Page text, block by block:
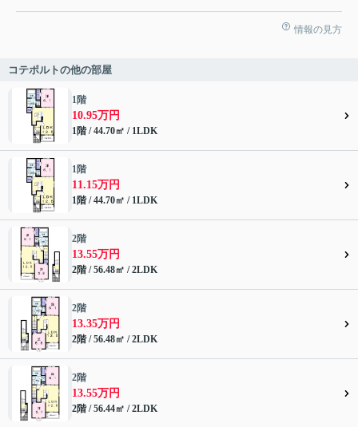
情報の見方
コテポルトの他の部屋
1階
10.95万円
1階 / 44.70㎡ / 1LDK
1階
11.15万円
1階 / 44.70㎡ / 1LDK
2階
13.55万円
2階 / 56.48㎡ / 2LDK
2階
13.35万円
2階 / 56.48㎡ / 2LDK
2階
13.55万円
2階 / 56.44㎡ / 2LDK